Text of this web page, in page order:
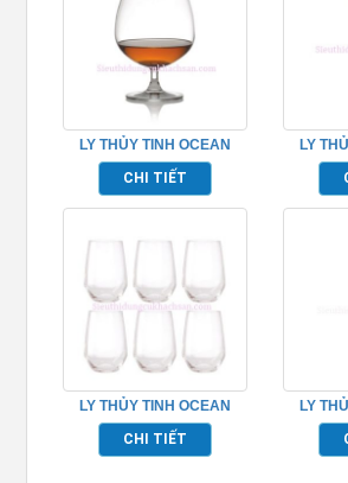
LY THỦY TINH OCEAN
MADISON COGNAC
TP_1015N22
CHI TIẾT
LY
LY THỦY TINH OCEAN
LEXINGTON HIBALL
TP_C18513
CHI TIẾT
LY